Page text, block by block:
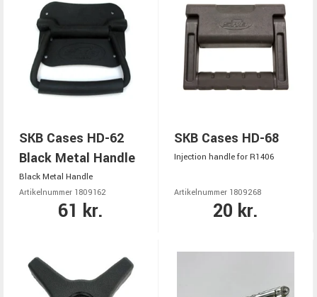
SKB Cases HD-62
Black Metal Handle
Black Metal Handle
Artikelnummer 1809162
61 kr.
SKB Cases HD-68
Injection handle for R1406
Artikelnummer 1809268
20 kr.